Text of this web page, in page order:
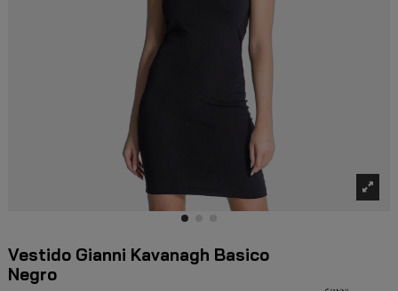
Vestido Gianni Kavanagh Basico
Negro